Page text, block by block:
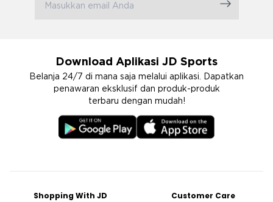
Download Aplikasi JD Sports
Belanja 24/7 di mana saja melalui aplikasi. Dapatkan
penawaran eksklusif dan produk-produk
terbaru dengan mudah!
Shopping With JD
Customer Care